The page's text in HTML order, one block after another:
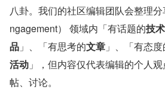
八卦。我们的社区编辑团队会整理
ngagement） 领域内「有话题的技术
品 」、「有思考的文章 」、「有态度
活动 」，但内容仅代表编辑的个人
帖、讨论。